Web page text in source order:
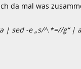
da mal was
sed -e „s/^.*=//g“ |